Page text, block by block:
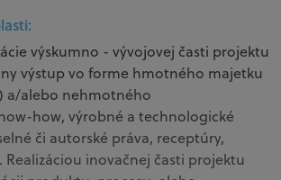
výskumno - vývojovej časti projektu
výstup vo forme hmotného majetku
a/alebo nehmotného
how, výrobné a technologické
či autorské práva, receptúry,
inovačnej časti projektu